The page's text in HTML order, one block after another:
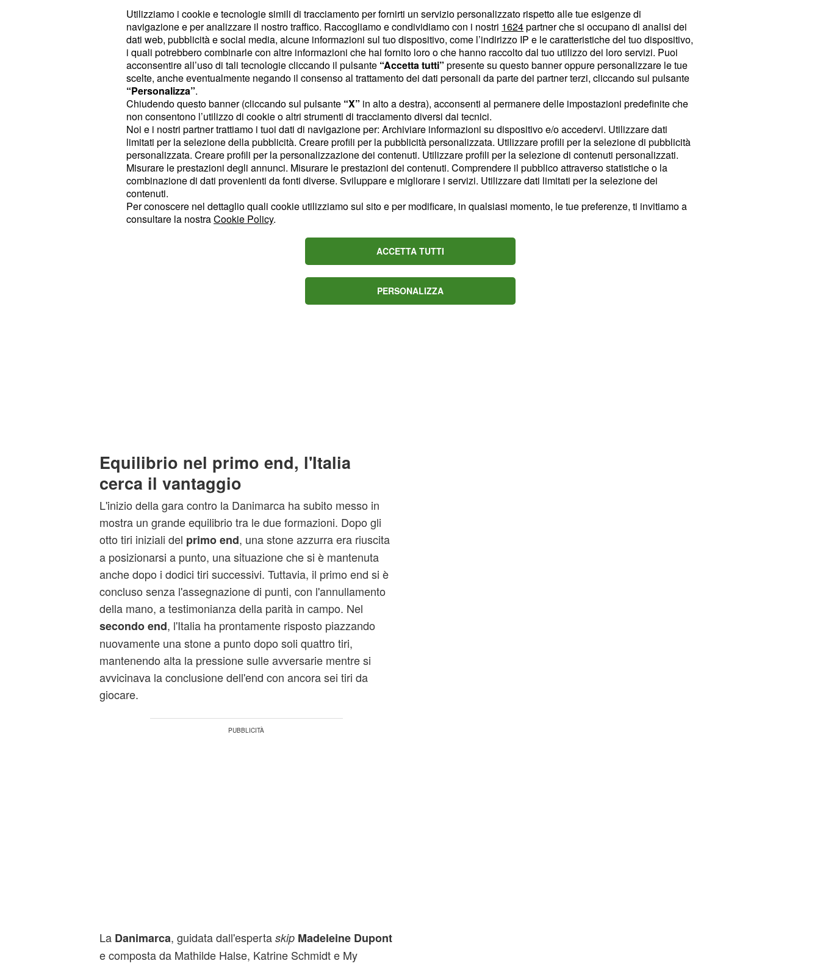
Questa partita contro la Danimarca si configura come un
vero e proprio crocevia per le residue speranze di
qualificazione alla seconda fase della competizione. Le
atlete italiane sono pienamente consapevoli che ogni
singolo errore da qui in avanti potrebbe rivelarsi fatale,
considerando il margine estremamente ridotto che ancora le
tiene matematicamente in corsa per raggiungere le prime
sei posizioni, indispensabili per accedere alla fase finale. Il
percorso finora è stato caratterizzato da prestazioni
altalenanti e da una certa mancanza di continuità, come già
evidenziato nella precedente sfida contro il Canada, dove le
azzurre avevano mostrato sprazzi di buon gioco senza però
riuscire a concretizzare il risultato.
Equilibrio nel primo end, l'Italia
cerca il vantaggio
L'inizio della gara contro la Danimarca ha subito messo in
mostra un grande equilibrio tra le due formazioni. Dopo gli
otto tiri iniziali del primo end, una stone azzurra era riuscita
a posizionarsi a punto, una situazione che si è mantenuta
anche dopo i dodici tiri successivi. Tuttavia, il primo end si è
concluso senza l'assegnazione di punti, con l'annullamento
della mano, a testimonianza della parità in campo. Nel
secondo end, l'Italia ha prontamente risposto piazzando
nuovamente una stone a punto dopo soli quattro tiri,
mantenendo alta la pressione sulle avversarie mentre si
avvicinava la conclusione dell'end con ancora sei tiri da
giocare.
La Danimarca, guidata dall'esperta skip Madeleine Dupont
e composta da Mathilde Halse, Katrine Schmidt e My
Utilizziamo i cookie e tecnologie simili di tracciamento per fornirti un servizio personalizzato rispetto alle tue esigenze di
navigazione e per analizzare il nostro traffico. Raccogliamo e condividiamo con i nostri 1624partner che si occupano di analisi dei
dati web, pubblicità e social media, alcune informazioni sul tuo dispositivo, come l’indirizzo IP e le caratteristiche del tuo dispositivo,
i quali potrebbero combinarle con altre informazioni che hai fornito loro o che hanno raccolto dal tuo utilizzo dei loro servizi. Puoi
acconsentire all’uso di tali tecnologie cliccando il pulsante “Accetta tutti” presente su questo banner oppure personalizzare le tue
scelte, anche eventualmente negando il consenso al trattamento dei dati personali da parte dei partner terzi, cliccando sul pulsante
“Personalizza”.
Chiudendo questo banner (cliccando sul pulsante “X” in alto a destra), acconsenti al permanere delle impostazioni predefinite che
non consentono l’utilizzo di cookie o altri strumenti di tracciamento diversi dai tecnici.
Noi e i nostri partner trattiamo i tuoi dati di navigazione per: Archiviare informazioni su dispositivo e/o accedervi. Utilizzare dati
limitati per la selezione della pubblicità. Creare profili per la pubblicità personalizzata. Utilizzare profili per la selezione di pubblicità
personalizzata. Creare profili per la personalizzazione dei contenuti. Utilizzare profili per la selezione di contenuti personalizzati.
Misurare le prestazioni degli annunci. Misurare le prestazioni dei contenuti. Comprendere il pubblico attraverso statistiche o la
combinazione di dati provenienti da fonti diverse. Sviluppare e migliorare i servizi. Utilizzare dati limitati per la selezione dei
contenuti.
Per conoscere nel dettaglio quali cookie utilizziamo sul sito e per modificare, in qualsiasi momento, le tue preferenze, ti invitiamo a
consultare la nostraCookie Policy.
ACCETTA TUTTI
PERSONALIZZA